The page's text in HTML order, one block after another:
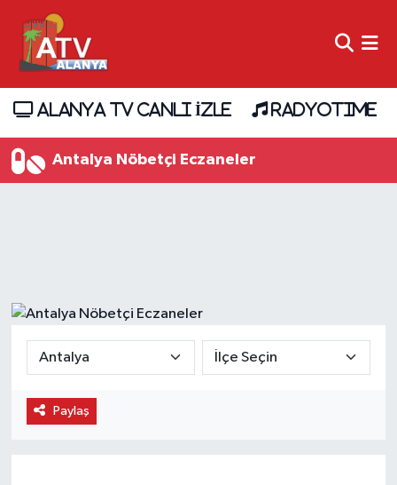
ALANYA TV CANLI İZLE RADYOTIME
Antalya Nöbetçi Eczaneler
Paylaş